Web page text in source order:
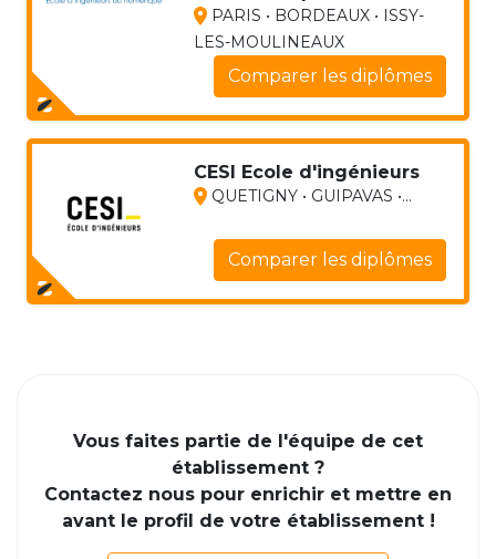
PARIS • BORDEAUX • ISSY-
LES-MOULINEAUX
Comparer les diplômes
CESI Ecole d'ingénieurs
QUETIGNY • GUIPAVAS •...
Comparer les diplômes
Vous faites partie de l'équipe de cet
établissement ?
Contactez nous pour enrichir et mettre en
avant le profil de votre établissement !